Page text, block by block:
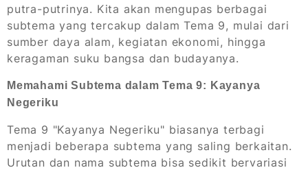
putra-putrinya. Kita akan mengupas berbagai
subtema yang tercakup dalam Tema 9, mulai dari
sumber daya alam, kegiatan ekonomi, hingga
keragaman suku bangsa dan budayanya.
Memahami Subtema dalam Tema 9: Kayanya
Negeriku
Tema 9 "Kayanya Negeriku" biasanya terbagi
menjadi beberapa subtema yang saling berkaitan.
Urutan dan nama subtema bisa sedikit bervariasi